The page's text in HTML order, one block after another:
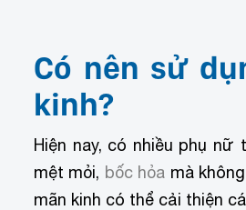
Có nên sử
kinh?
Hiện nay, có nhiều phụ
mệt mỏi, bốc hỏa mà
mãn kinh có thể cải thiện